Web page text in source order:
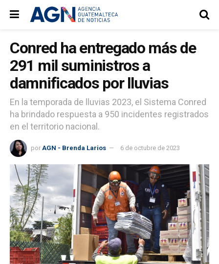
Conred ha entregado más de
291 mil suministros a
damnificados por lluvias
En la temporada de lluvias 2023, el Sistema Conred
ha brindado respuesta a 950 incidentes registrados
en el territorio nacional.
por AGN - Brenda Larios 6 de octubre de 2023